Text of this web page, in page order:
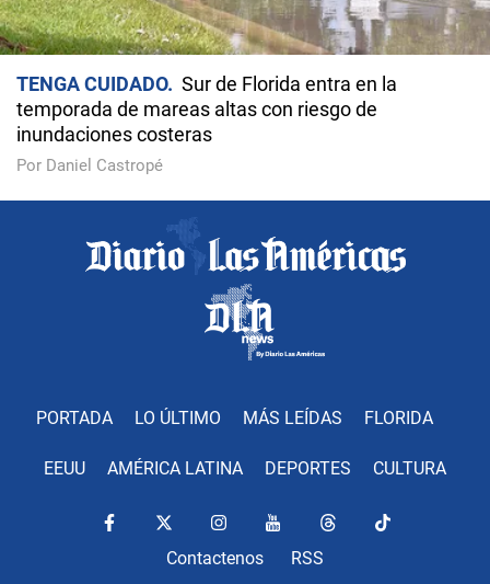
TENGA CUIDADO
Sur de Florida entra en la
temporada de mareas altas con riesgo de
inundaciones costeras
Por Daniel Castropé
PORTADA LO ÚLTIMO MÁS LEÍDAS FLORIDA
EEUU AMÉRICA LATINA DEPORTES CULTURA
Contactenos RSS